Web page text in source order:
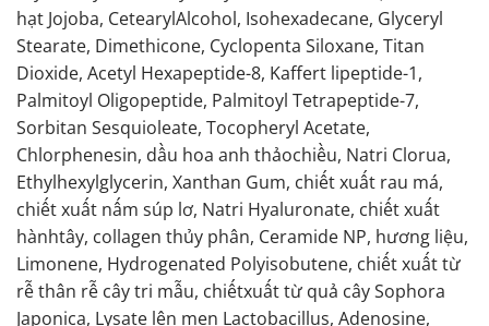
hạt Jojoba, CetearylAlcohol, Isohexadecane, Glyceryl
Stearate, Dimethicone, Cyclopenta Siloxane, Titan
Dioxide, Acetyl Hexapeptide-8, Kaffert lipeptide-1,
Palmitoyl Oligopeptide, Palmitoyl Tetrapeptide-7,
Sorbitan Sesquioleate, Tocopheryl Acetate,
Chlorphenesin, dầu hoa anh thảochiều, Natri Clorua,
Ethylhexylglycerin, Xanthan Gum, chiết xuất rau má,
chiết xuất nấm súp lơ, Natri Hyaluronate, chiết xuất
hànhtây, collagen thủy phân, Ceramide NP, hương liệu,
Limonene, Hydrogenated Polyisobutene, chiết xuất từ
rễ thân rễ cây tri mẫu, chiếtxuất từ quả cây Sophora
Japonica, Lysate lên men Lactobacillus, Adenosine,